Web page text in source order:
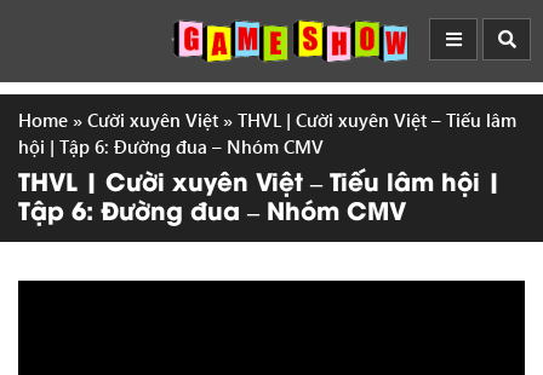
Home » Cười xuyên Việt » THVL | Cười xuyên Việt – Tiếu lâm
hội | Tập 6: Đường đua – Nhóm CMV
THVL | Cười xuyên Việt – Tiếu lâm hội |
Tập 6: Đường đua – Nhóm CMV